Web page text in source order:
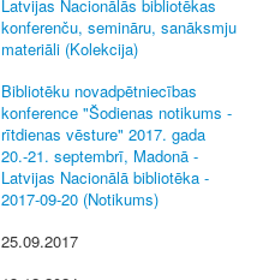
Latvijas Nacionālās bibliotēkas
konferenču, semināru, sanāksmju
materiāli (Kolekcija)
Bibliotēku novadpētniecības
konference "Šodienas notikums -
rītdienas vēsture" 2017. gada
20.-21. septembrī, Madonā -
Latvijas Nacionālā bibliotēka -
2017-09-20 (Notikums)
25.09.2017